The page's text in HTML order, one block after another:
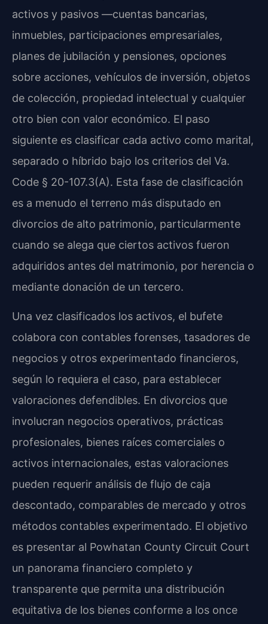
activos y pasivos —cuentas bancarias,
inmuebles, participaciones empresariales,
planes de jubilación y pensiones, opciones
sobre acciones, vehículos de inversión, objetos
de colección, propiedad intelectual y cualquier
otro bien con valor económico. El paso
siguiente es clasificar cada activo como marital,
separado o híbrido bajo los criterios del Va.
Code § 20-107.3(A). Esta fase de clasificación
es a menudo el terreno más disputado en
divorcios de alto patrimonio, particularmente
cuando se alega que ciertos activos fueron
adquiridos antes del matrimonio, por herencia o
mediante donación de un tercero.
Una vez clasificados los activos, el bufete
colabora con contables forenses, tasadores de
negocios y otros experimentado financieros,
según lo requiera el caso, para establecer
valoraciones defendibles. En divorcios que
involucran negocios operativos, prácticas
profesionales, bienes raíces comerciales o
activos internacionales, estas valoraciones
pueden requerir análisis de flujo de caja
descontado, comparables de mercado y otros
métodos contables experimentado. El objetivo
es presentar al Powhatan County Circuit Court
un panorama financiero completo y
transparente que permita una distribución
equitativa de los bienes conforme a los once